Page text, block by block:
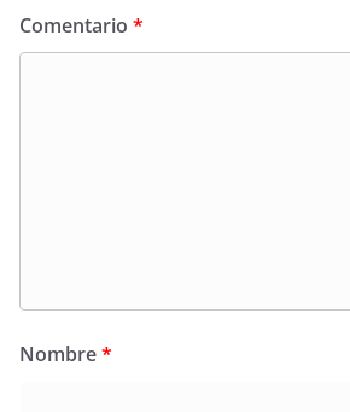
Comentario *
Nombre*